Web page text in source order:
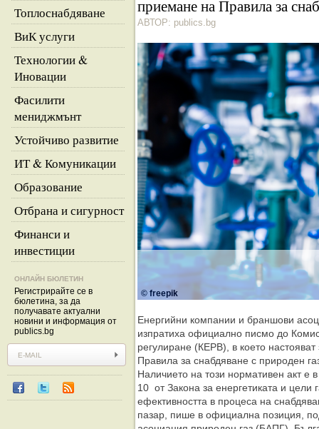
Топлоснабдяване
ВиК услуги
Технологии &
Иновации
Фасилити
мениджмънт
Устойчиво развитие
ИТ & Комуникации
Образование
Отбрана и сигурност
Финанси и
инвестиции
ОНЛАЙН БЮЛЕТИН
Регистрирайте се в
бюлетина, за да
получавате актуални
новини и информация от
publics.bg
приемане на Правила за
АВТОР: publics.bg
© freepik
Енергийни компании и браншови
изпратиха официално писмо до
регулиране (КЕРВ), в което
Правила за снабдяване с природен
Наличието на този нормативен акт е
10 от Закона за енергетиката и цели
ефективността в процеса на
пазар, пише в официална позиция,